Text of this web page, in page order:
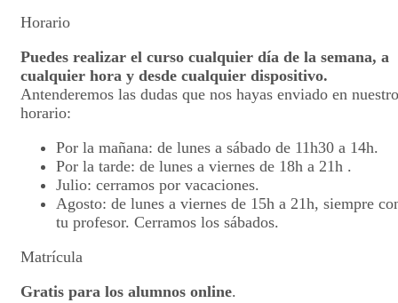
Horario
Puedes realizar el curso cualquier día de la semana, a
cualquier hora y desde cualquier dispositivo.
Antenderemos las dudas que nos hayas enviado en nuestro
horario:
Por la mañana: de lunes a sábado de 11h30 a 14h.
Por la tarde: de lunes a viernes de 18h a 21h .
Julio: cerramos por vacaciones.
Agosto: de lunes a viernes de 15h a 21h, siempre
tu profesor. Cerramos los sábados.
Matrícula
Gratis para los alumnos online.